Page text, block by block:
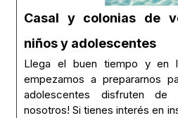
Casal y colonias de
niños y adolescentes
Llega el buen tiempo y en
empezamos a prepararnos
adolescentes disfruten de
nosotros! Si tienes interés en